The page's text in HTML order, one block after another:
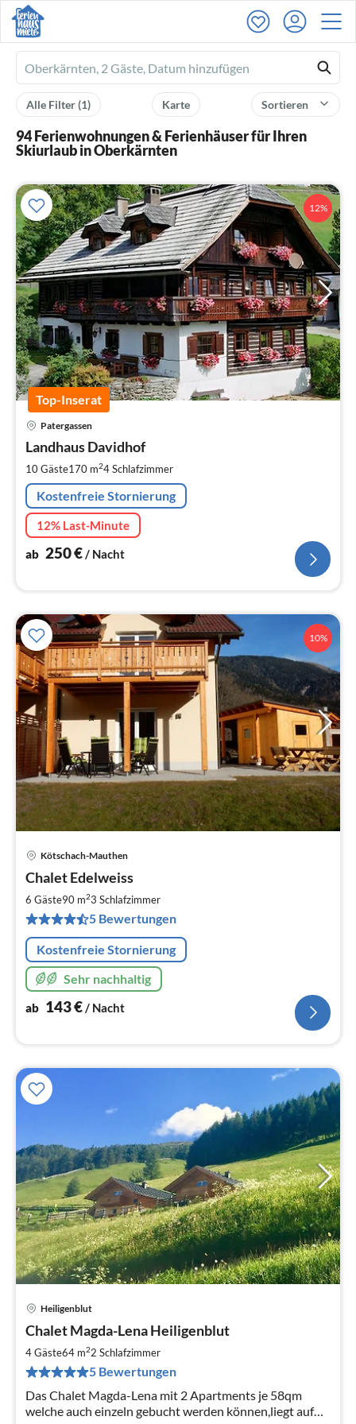
Ferienhausmiete
logo
Sortieren
Karte
Alle Filter(1)
94 Ferienwohnungen & Ferienhäuser für Ihren
Skiurlaub in Oberkärnten
12%
Top-Inserat
Patergassen
Landhaus Davidhof
10 Gäste170 m24Schlafzimmer
Kostenfreie Stornierung
12% Last-Minute
ab 250€/ Nacht
10%
Kötschach-Mauthen
Chalet Edelweiss
6 Gäste90 m23 Schlafzimmer
5 Bewertungen
Kostenfreie Stornierung
Sehr nachhaltig
ab 143€/ Nacht
Heiligenblut
Chalet Magda-Lena Heiligenblut
4 Gäste64 m22 Schlafzimmer
5 Bewertungen
Das Chalet Magda-Lena mit 2 Apartments je 58qm
welche auch einzeln gebucht werden können,liegt auf